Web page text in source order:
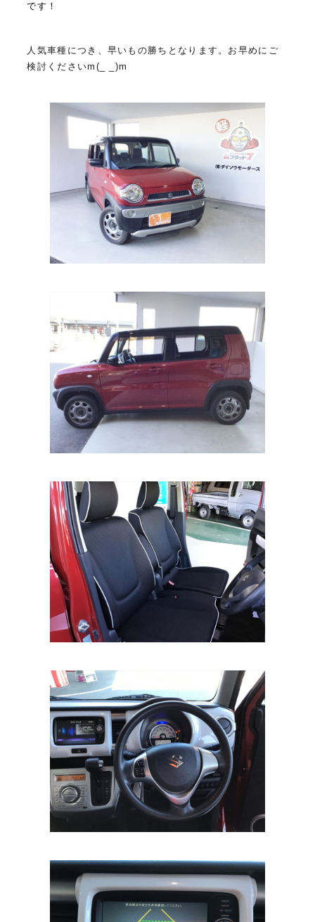
です！
人気車種につき、早いもの勝ちとなります。お早めにご
検討くださいm(_ _)m